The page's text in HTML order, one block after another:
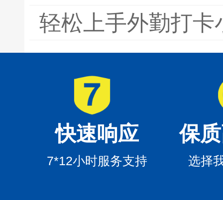
轻松上手外勤打卡
快速响应
7*12小时服务支持
保
选择